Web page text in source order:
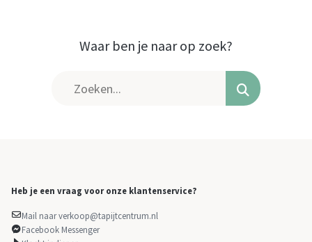
Waar ben je naar op zoek?
Heb je een vraag voor onze klantenservice?
Mail naar verkoop@tapijtcentrum.nl
Facebook Messenger